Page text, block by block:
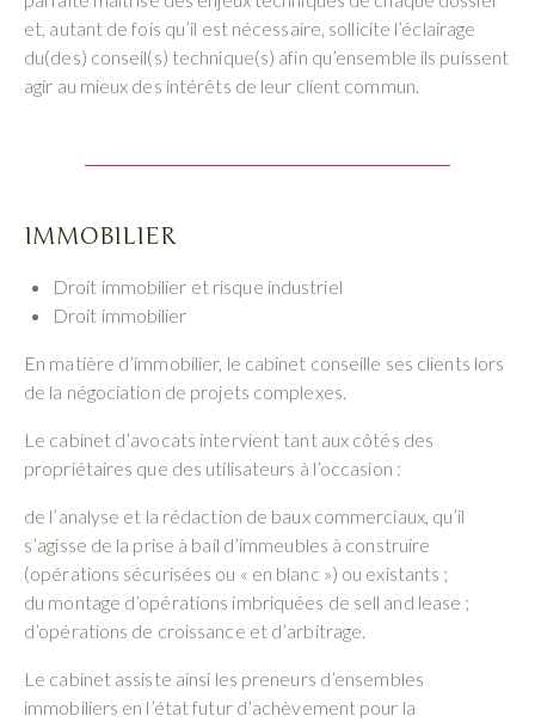
et, autant de fois qu’il est nécessaire, sollicite l’éclairage
du(des) conseil(s) technique(s) afin qu’ensemble ils puissent
agir au mieux des intérêts de leur client commun.
IMMOBILIER
Droit immobilier et risque industriel
Droit immobilier
En matière d’immobilier, le cabinet conseille ses clients lors
de la négociation de projets complexes.
Le cabinet d’avocats intervient tant aux côtés des
propriétaires que des utilisateurs à l’occasion :
de l’analyse et la rédaction de baux commerciaux, qu’il
s’agisse de la prise à bail d’immeubles à construire
(opérations sécurisées ou « en blanc ») ou existants ;
du montage d’opérations imbriquées de sell and lease ;
d’opérations de croissance et d’arbitrage.
Le cabinet assiste ainsi les preneurs d’ensembles
immobiliers en l’état futur d’achèvement pour la